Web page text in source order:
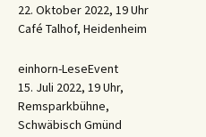
22. Oktober 2022, 19 Uhr
Café Talhof, Heidenheim
einhorn-LeseEvent
15. Juli 2022, 19 Uhr,
Remsparkbühne,
Schwäbisch Gmünd